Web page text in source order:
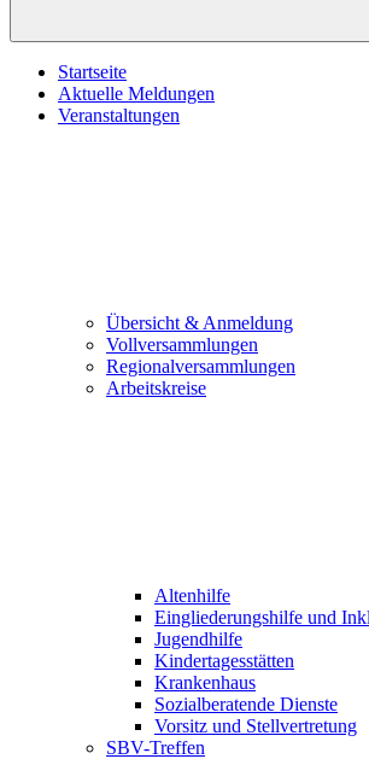
Startseite
Aktuelle Meldungen
Veranstaltungen
Übersicht & Anmeldung
Vollversammlungen
Regionalversammlungen
Arbeitskreise
Altenhilfe
Eingliederungshilfe und
Jugendhilfe
Kindertagesstätten
Krankenhaus
Sozialberatende Dienste
Vorsitz und Stellvertretung
SBV-Treffen